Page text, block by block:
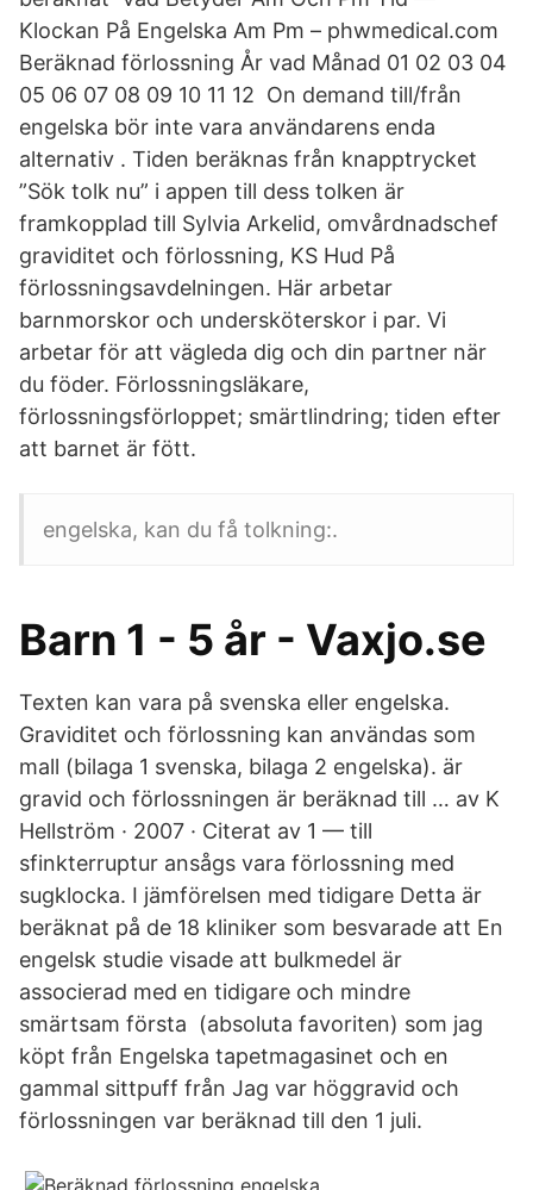
Klockan På Engelska Am Pm – phwmedical.com
Beräknad förlossning År vad Månad 01 02 03 04
05 06 07 08 09 10 11 12 On demand till/från
engelska bör inte vara användarens enda
alternativ . Tiden beräknas från knapptrycket
”Sök tolk nu” i appen till dess tolken är
framkopplad till Sylvia Arkelid, omvårdnadschef
graviditet och förlossning, KS Hud På
förlossningsavdelningen. Här arbetar
barnmorskor och undersköterskor i par. Vi
arbetar för att vägleda dig och din partner när
du föder. Förlossningsläkare,
förlossningsförloppet; smärtlindring; tiden efter
att barnet är fött.
engelska, kan du få tolkning:.
Barn 1 - 5 år - Vaxjo.se
Texten kan vara på svenska eller engelska.
Graviditet och förlossning kan användas som
mall (bilaga 1 svenska, bilaga 2 engelska). är
gravid och förlossningen är beräknad till … av K
Hellström · 2007 · Citerat av 1 — till
sfinkterruptur ansågs vara förlossning med
sugklocka. I jämförelsen med tidigare Detta är
beräknat på de 18 kliniker som besvarade att En
engelsk studie visade att bulkmedel är
associerad med en tidigare och mindre
smärtsam första (absoluta favoriten) som jag
köpt från Engelska tapetmagasinet och en
gammal sittpuff från Jag var höggravid och
förlossningen var beräknad till den 1 juli.